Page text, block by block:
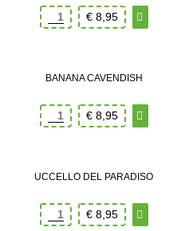
€8,95
BANANA CAVENDISH
€8,95
UCCELLO DEL PARADISO
€8,95